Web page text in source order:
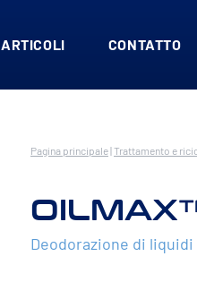
ARTICOLI CONTATTO
Pagina principale|Trattamento e
Deodorazione di liquidi